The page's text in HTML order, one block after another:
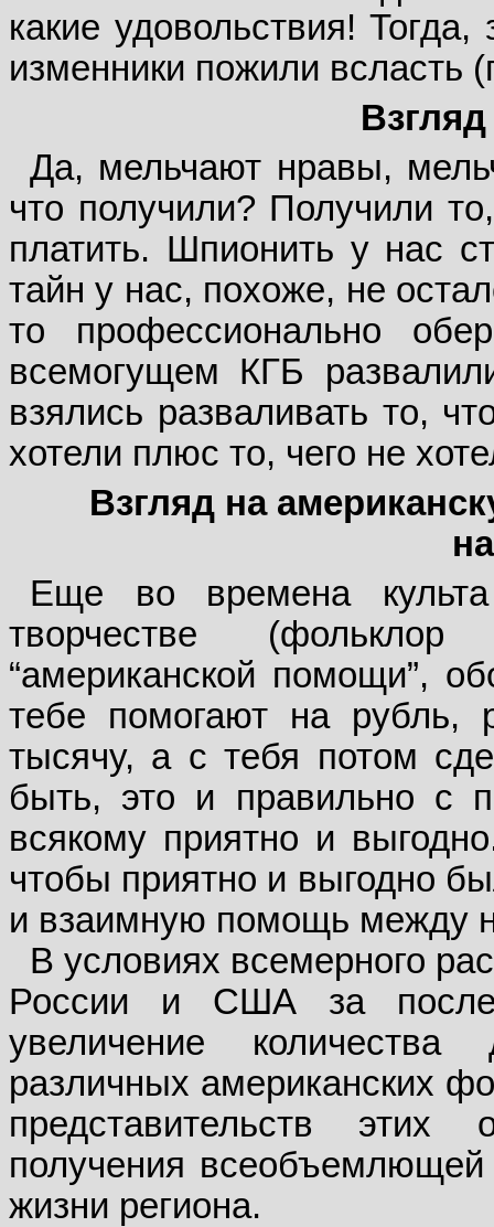
какие удовольствия!
изменники пожили всласть
Да, мельчают нравы,
что получили? Получили
платить. Шпионить у нас
тайн у нас, похоже, не
то профессионально
всемогущем КГБ
взялись разваливать то,
хотели плюс то, чего не
Взгляд на
Еще во времена
творчестве
“американской помощи”,
тебе помогают на рубль,
тысячу, а с тебя потом
быть, это и правильно с
всякому приятно и
чтобы приятно и выгодно
и взаимную помощь между
В условиях всемерного
России и США за
увеличение
различных американских
представительств этих
получения
жизни региона.